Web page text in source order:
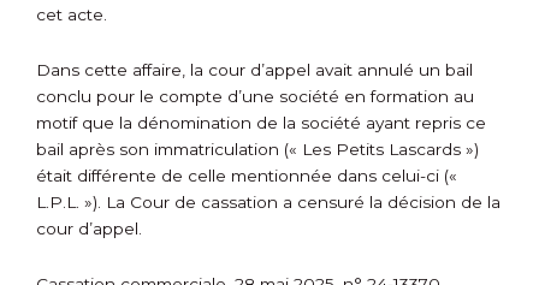
cet acte.
Dans cette affaire, la cour d’appel avait annulé un bail
conclu pour le compte d’une société en formation au
motif que la dénomination de la société ayant repris ce
bail après son immatriculation (« Les Petits Lascards »)
était différente de celle mentionnée dans celui-ci («
L.P.L. »). La Cour de cassation a censuré la décision de la
cour d’appel.